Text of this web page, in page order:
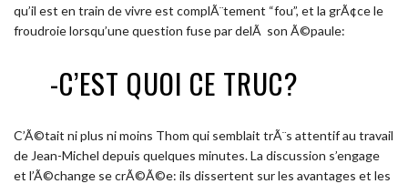
qu’il est en train de vivre est complÃ¨tement “fou”, et la grÃ¢ce le
froudroie lorsqu’une question fuse par delÃ son Ã©paule:
-C’EST QUOI CE TRUC?
C’Ã©tait ni plus ni moins Thom qui semblait trÃ¨s attentif au travail
de Jean-Michel depuis quelques minutes. La discussion s’engage
et l’Ã©change se crÃ©Ã©e: ils dissertent sur les avantages et les